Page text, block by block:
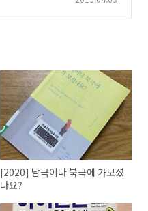
[2020] 남극이나 북극에 가보셨
나요?